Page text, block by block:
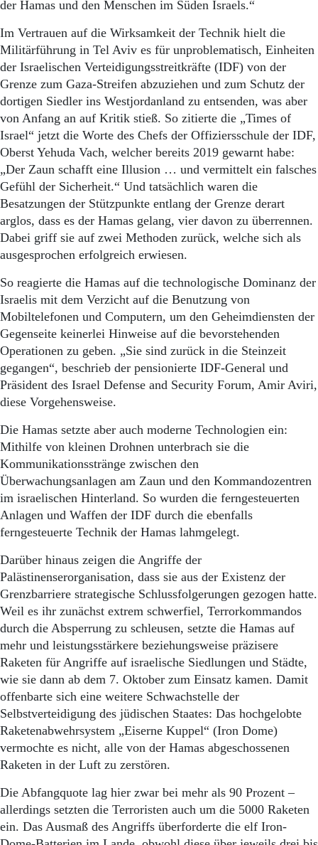
der Hamas und den Menschen im Süden Israels.“
Im Vertrauen auf die Wirksamkeit der Technik hielt die
Militärführung in Tel Aviv es für unproblematisch, Einheiten
der Israelischen Verteidigungsstreitkräfte (IDF) von der
Grenze zum Gaza-Streifen abzuziehen und zum Schutz der
dortigen Siedler ins Westjordanland zu entsenden, was aber
von Anfang an auf Kritik stieß. So zitierte die „Times of
Israel“ jetzt die Worte des Chefs der Offiziersschule der IDF,
Oberst Yehuda Vach, welcher bereits 2019 gewarnt habe:
„Der Zaun schafft eine Illusion … und vermittelt ein falsches
Gefühl der Sicherheit.“ Und tatsächlich waren die
Besatzungen der Stützpunkte entlang der Grenze derart
arglos, dass es der Hamas gelang, vier davon zu überrennen.
Dabei griff sie auf zwei Methoden zurück, welche sich als
ausgesprochen erfolgreich erwiesen.
So reagierte die Hamas auf die technologische Dominanz der
Israelis mit dem Verzicht auf die Benutzung von
Mobiltelefonen und Computern, um den Geheimdiensten der
Gegenseite keinerlei Hinweise auf die bevorstehenden
Operationen zu geben. „Sie sind zurück in die Steinzeit
gegangen“, beschrieb der pensionierte IDF-General und
Präsident des Israel Defense and Security Forum, Amir Aviri,
diese Vorgehensweise.
Die Hamas setzte aber auch moderne Technologien ein:
Mithilfe von kleinen Drohnen unterbrach sie die
Kommunikationsstränge zwischen den
Überwachungsanlagen am Zaun und den Kommandozentren
im israelischen Hinterland. So wurden die ferngesteuerten
Anlagen und Waffen der IDF durch die ebenfalls
ferngesteuerte Technik der Hamas lahmgelegt.
Darüber hinaus zeigen die Angriffe der
Palästinenserorganisation, dass sie aus der Existenz der
Grenzbarriere strategische Schlussfolgerungen gezogen hatte.
Weil es ihr zunächst extrem schwerfiel, Terrorkommandos
durch die Absperrung zu schleusen, setzte die Hamas auf
mehr und leistungsstärkere beziehungsweise präzisere
Raketen für Angriffe auf israelische Siedlungen und Städte,
wie sie dann ab dem 7. Oktober zum Einsatz kamen. Damit
offenbarte sich eine weitere Schwachstelle der
Selbstverteidigung des jüdischen Staates: Das hochgelobte
Raketenabwehrsystem „Eiserne Kuppel“ (Iron Dome)
vermochte es nicht, alle von der Hamas abgeschossenen
Raketen in der Luft zu zerstören.
Die Abfangquote lag hier zwar bei mehr als 90 Prozent –
allerdings setzten die Terroristen auch um die 5000 Raketen
ein. Das Ausmaß des Angriffs überforderte die elf Iron-